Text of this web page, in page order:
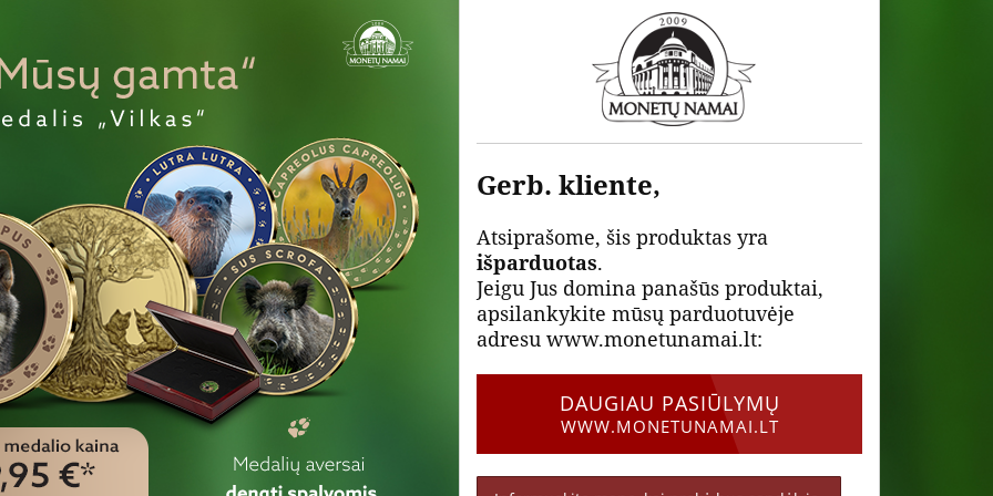
Gerb. kliente,
Atsiprašome, šis produktas yra
išparduotas.
Jeigu Jus domina panašūs produktai,
apsilankykite mūsų parduotuvėje
adresu www.monetunamai.lt:
DAUGIAU PASIŪLYMŲ
WWW.MONETUNAMAI.LT